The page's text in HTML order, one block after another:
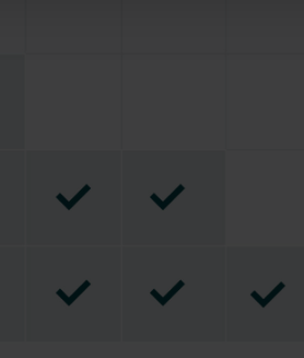
Web utilisé, il se peut que les
connaissance de notre politique
osobních údajů